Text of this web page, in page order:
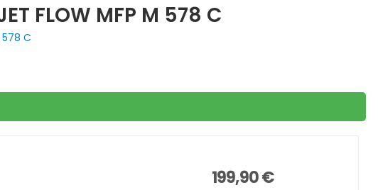
FLOW MFP M 578 C
578 C
199,90 €